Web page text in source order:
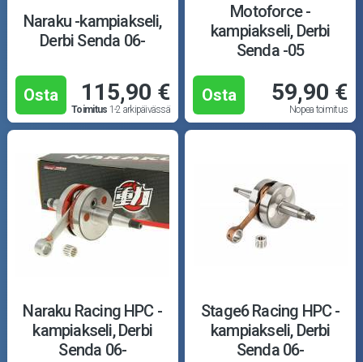
Naraku -kampiakseli,
Derbi Senda 06-
Osta 115,90 €
Toimitus 1-2 arkipäivässä
Motoforce -
kampiakseli, Derbi
Senda -05
Osta 59,90 €
Nopea toimitus
Naraku Racing HPC -
kampiakseli, Derbi
Senda 06-
Stage6 Racing HPC -
kampiakseli, Derbi
Senda 06-